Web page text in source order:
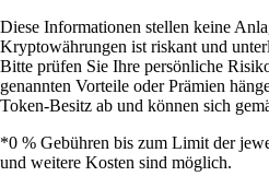
Diese Informationen stellen keine
Kryptowährungen ist riskant und
Bitte prüfen Sie Ihre persönliche
genannten Vorteile oder Prämien
Token-Besitz ab und können sich
*0 % Gebühren bis zum Limit der
und weitere Kosten sind möglich.